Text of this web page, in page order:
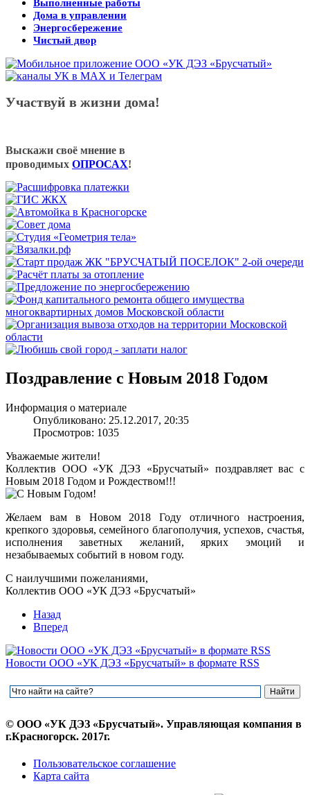
Выполненные работы
Дома в управлении
Энергосбережение
Чистый двор
Участвуй в жизни дома!
Выскажи своё мнение в
проводимых ОПРОСАХ!
Поздравление с Новым 2018 Годом
Информация о материале
Опубликовано: 25.12.2017, 20:35
Просмотров: 1035
Уважаемые жители!
Коллектив ООО «УК ДЭЗ «Брусчатый» поздравляет вас с
Новым 2018 Годом и Рождеством!!!
Желаем вам в Новом 2018 Году отличного настроения,
крепкого здоровья, семейного благополучия, успехов, счастья,
исполнения заветных желаний, ярких эмоций и
незабываемых событий в новом году.
С наилучшими пожеланиями,
Коллектив ООО «УК ДЭЗ «Брусчатый»
Назад
Вперед
Новости ООО «УК ДЭЗ «Брусчатый» в формате RSS
© ООО «УК ДЭЗ «Брусчатый». Управляющая компания в
г.Красногорск. 2017г.
Пользовательское соглашение
Карта сайта